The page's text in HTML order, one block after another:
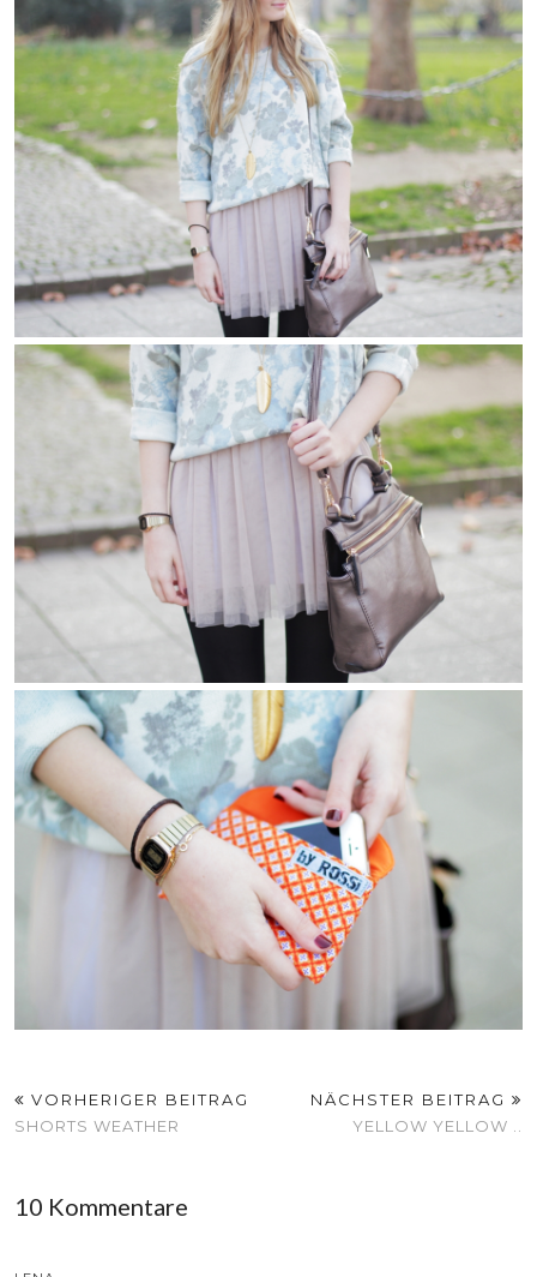
VORHERIGER BEITRAG
SHORTS WEATHER
NÄCHSTER BEITRAG
YELLOW YELLOW ..
10 Kommentare